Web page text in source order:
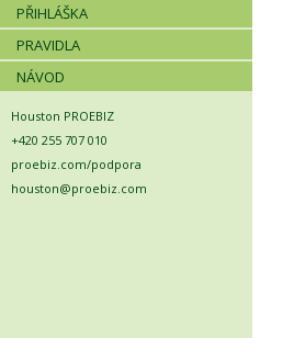
PŘIHLÁŠKA
PRAVIDLA
NÁVOD
Houston PROEBIZ
+420 255 707 010
proebiz.com/podpora
houston@proebiz.com